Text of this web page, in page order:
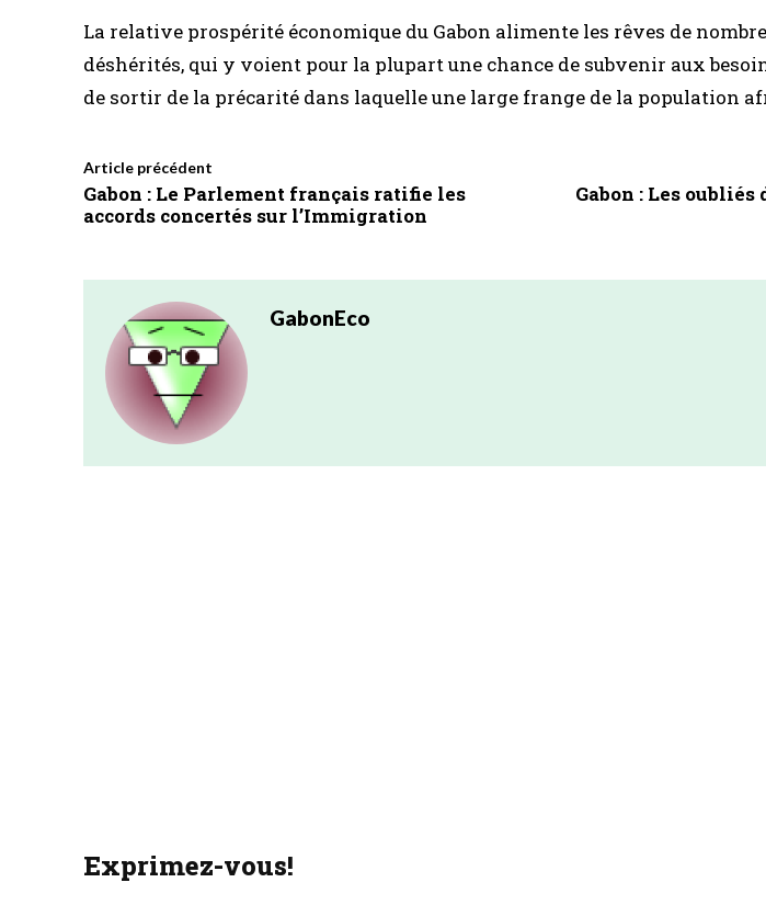
La relative prospérité économique du Gabon alimente les rêves de
déshérités, qui y voient pour la plupart une chance de subvenir aux
de sortir de la précarité dans laquelle une large frange de la population
Article précédent
Gabon : Le Parlement français ratifie les
accords concertés sur l’Immigration
Gabon : Les oubliés
GabonEco
Exprimez-vous!